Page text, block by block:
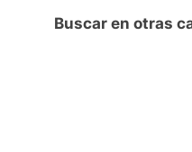
Buscar en otras